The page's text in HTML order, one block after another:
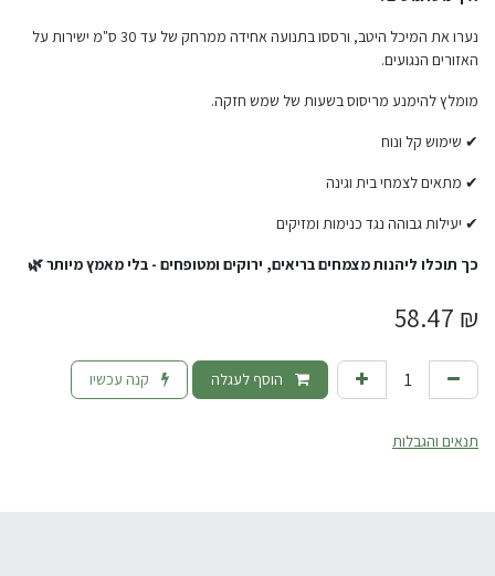
נערו את המיכל היטב, ורססו בתנועה אחידה ממרחק של עד 30 ס"מ ישירות על
האזורים הנגועים.
מומלץ להימנע מריסוס בשעות של שמש חזקה.
✔ שימוש קל ונוח
✔ מתאים לצמחי בית וגינה
✔ יעילות גבוהה נגד כנימות ומזיקים
כך תוכלו ליהנות מצמחים בריאים, ירוקים ומטופחים - בלי מאמץ מיותר 🌿
₪
58.47
הוסף לעגלה קנה עכשיו
תנאים והגבלות